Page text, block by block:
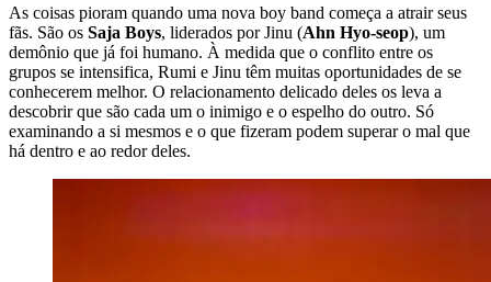
As coisas pioram quando uma nova boy band começa a atrair seus
fãs. São os Saja Boys, liderados por Jinu (Ahn Hyo-seop), um
demônio que já foi humano. À medida que o conflito entre os
grupos se intensifica, Rumi e Jinu têm muitas oportunidades de se
conhecerem melhor. O relacionamento delicado deles os leva a
descobrir que são cada um o inimigo e o espelho do outro. Só
examinando a si mesmos e o que fizeram podem superar o mal que
há dentro e ao redor deles.